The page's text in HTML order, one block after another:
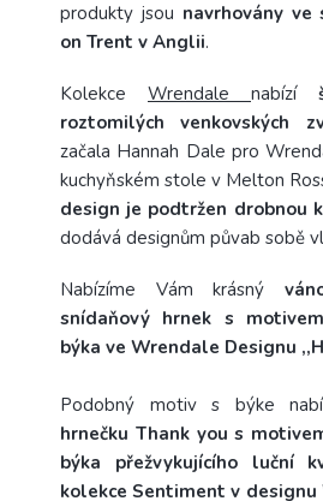
produkty jsou navrhovány
on Trent v Anglii.
Kolekce Wrendale nabízí
roztomilých venkovských
začala Hannah Dale pro
kuchyňském stole v Melton
design je podtržen drobnou
dodává designům půvab sobě
Nabízíme Vám krásný
snídaňový hrnek s
býka ve Wrendale Designu
Podobný motiv s býke
hrnečku Thank you s
býka přežvykujícího luční
kolekce Sentiment v designu